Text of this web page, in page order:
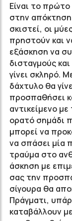
Είναι το
στην απόκτηση
σκιστεί, οι
πρηστούν και
εξάσκηση να
δισταγμούς
γίνει σκληρό.
δάχτυλο θα
προσπαθήσει
αντικείμενο
ορατό σημάδι
μπορεί να
να σπάσει μία
τραύμα στο
άσκηση με
σας την
σίγουρα θα
Πράγματι,
καταβάλλουν